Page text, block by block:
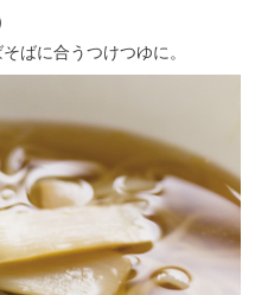
ばに合うつけつゆに。